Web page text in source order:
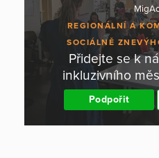
REGIONÁLNÍ A
SOCIÁLNĚ
Přidejte se k
inkluzivního
Podpořit